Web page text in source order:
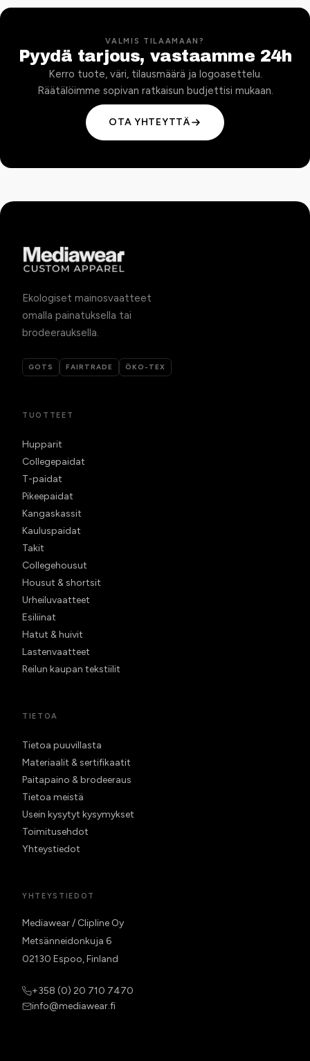
VALMIS TILAAMAAN?
Pyydä tarjous, vastaamme 24h
Kerro tuote, väri, tilausmäärä ja logoasettelu.
Räätälöimme sopivan ratkaisun budjettisi mukaan.
OTA YHTEYTTÄ
Ekologiset mainosvaatteet
omalla painatuksella tai
brodeerauksella.
GOTS FAIRTRADE ÖKO-TEX
TUOTTEET
Hupparit
Collegepaidat
T-paidat
Pikeepaidat
Kangaskassit
Kauluspaidat
Takit
Collegehousut
Housut & shortsit
Urheiluvaatteet
Esiliinat
Hatut & huivit
Lastenvaatteet
Reilun kaupan tekstiilit
TIETOA
Tietoa puuvillasta
Materiaalit & sertifikaatit
Paitapaino & brodeeraus
Tietoa meistä
Usein kysytyt kysymykset
Toimitusehdot
Yhteystiedot
YHTEYSTIEDOT
Mediawear / Clipline Oy
Metsänneidonkuja 6
02130 Espoo, Finland
+358 (0) 20 710 7470
info@mediawear.fi